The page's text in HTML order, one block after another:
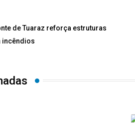
de Tuaraz reforça estruturas
incêndios